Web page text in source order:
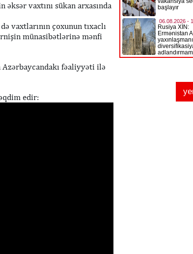
vaxtını sükan arxasında
vaxtlarının çoxunun tıxaclı
münasibətlərinə mənfi
fəaliyyəti ilə
edir: